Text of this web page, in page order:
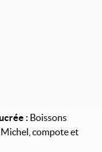
: Boissons
compote et